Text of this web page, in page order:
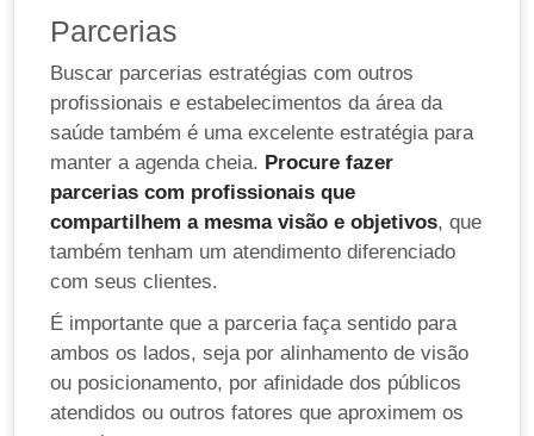
Parcerias
Buscar parcerias estratégias com outros
profissionais e estabelecimentos da área da
saúde também é uma excelente estratégia para
manter a agenda cheia. Procure fazer
parcerias com profissionais que
compartilhem a mesma visão e objetivos, que
também tenham um atendimento diferenciado
com seus clientes.
É importante que a parceria faça sentido para
ambos os lados, seja por alinhamento de visão
ou posicionamento, por afinidade dos públicos
atendidos ou outros fatores que aproximem os